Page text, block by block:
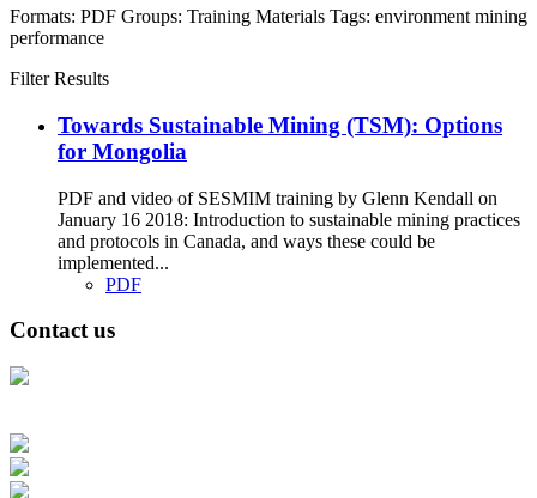
Formats: PDF Groups: Training Materials Tags: environment mining
performance
Filter Results
Towards Sustainable Mining (TSM): Options
for Mongolia
PDF and video of SESMIM training by Glenn Kendall on
January 16 2018: Introduction to sustainable mining practices
and protocols in Canada, and ways these could be
implemented...
PDF
Contact us